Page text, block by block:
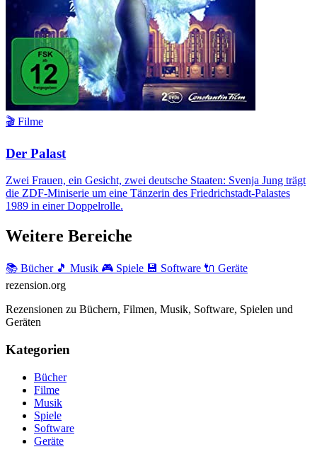
🎬 Filme
Der Palast
Zwei Frauen, ein Gesicht, zwei deutsche Staaten: Svenja Jung trägt
die ZDF-Miniserie um eine Tänzerin des Friedrichstadt-Palastes
1989 in einer Doppelrolle.
Weitere Bereiche
📚 Bücher 🎵 Musik 🎮 Spiele 💾 Software 🔌 Geräte
rezension.org
Rezensionen zu Büchern, Filmen, Musik, Software, Spielen und
Geräten
Kategorien
Bücher
Filme
Musik
Spiele
Software
Geräte